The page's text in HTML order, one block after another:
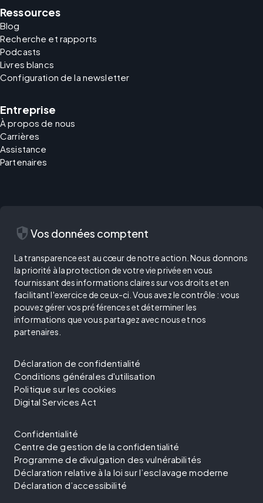
Ressources
Blog
Recherche et rapports
Podcasts
Livres blancs
Configuration de la newsletter
Entreprise
À propos de nous
Carrières
Assistance
Partenaires
security Vos données comptent
La transparence est au cœur de notre action. Nous donnons
la priorité à la protection de votre vie privée en vous
fournissant des informations claires sur vos droits et en
facilitant l'exercice de ceux-ci. Vous avez le contrôle : vous
pouvez gérer vos préférences et déterminer les
informations que vous partagez avec nous et nos
partenaires.
Déclaration de confidentialité
Conditions générales d'utilisation
Politique sur les cookies
Digital Services Act
Confidentialité
Centre de gestion de la confidentialité
Programme de divulgation des vulnérabilités
Déclaration relative à la loi sur l’esclavage moderne
Déclaration d’accessibilité